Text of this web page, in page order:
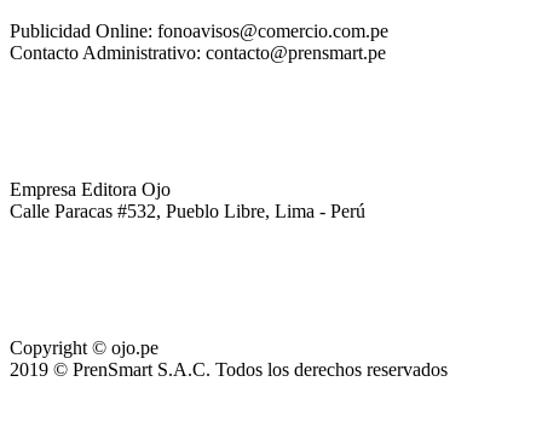
Publicidad Online: fonoavisos@comercio.com.pe
Contacto Administrativo: contacto@prensmart.pe
Empresa Editora Ojo
Calle Paracas #532, Pueblo Libre, Lima - Perú
Copyright © ojo.pe
2019 © PrenSmart S.A.C. Todos los derechos reservados